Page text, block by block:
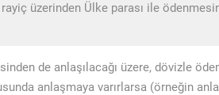
üzerinden Ülke parası ile
de anlaşılacağı üzere, dövizle
anlaşmaya varırlarsa (örneğin